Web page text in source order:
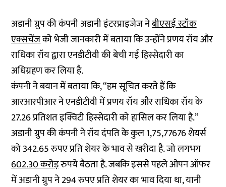
अडानी ग्रुप की कंपनी अडानी इंटरप्राइजेज नेबीएसई स्टॉक
एक्सचेंजको भेजी जानकारी में बताया कि उन्होंने प्रणय रॉय और
राधिका रॉय द्वारा एनडीटीवी की बेची गई हिस्सेदारी का
अधिग्रहण कर लिया है.
कंपनी ने बयान में बताया कि, “हम सूचित करते हैं कि
आरआरपीआर ने एनडीटीवी में प्रणय रॉय और राधिका रॉय के
27.26 प्रतिशत इक्विटी हिस्सेदारी को हासिल कर लिया है.”
अडानी ग्रुप की कंपनी ने रॉय दंपति के कुल 1,75,77676 शेयर्स
को 342.65 रुपए प्रति शेयर के भाव से खरीदा है. जो लगभग
602.30 करोड़रुपये बैठता है. जबकि इससे पहले ओपन ऑफर
में अडानी ग्रुप ने 294 रुपए प्रति शेयर का भाव दिया था, यानी